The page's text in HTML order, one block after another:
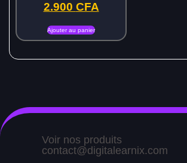
2.900 CFA
Ajouter au panier
Voir nos produits
contact@digitalearnix.com